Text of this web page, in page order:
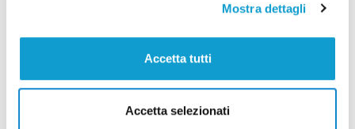
Mostra dettagli
Accetta tutti
Accetta selezionati